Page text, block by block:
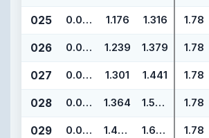
025 0.070 1.176 1.316 1.78
026 0.070 1.239 1.379 1.78
027 0.070 1.301 1.441 1.78
028 0.070 1.364 1.504 1.78
029 0.070 1.489 1.629 1.78